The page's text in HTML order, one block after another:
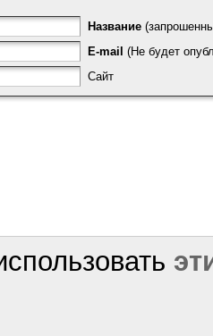
Название
E-mail (Не будет
Сайт